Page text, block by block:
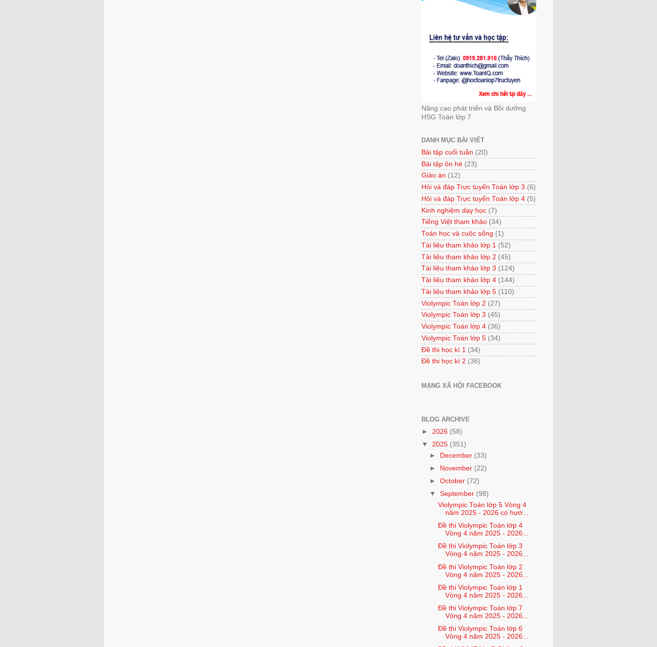
Nâng cao phát triển và Bồi dưỡng
HSG Toán lớp 7
DANH MỤC BÀI VIẾT
Bài tập cuối tuần (20)
Bài tập ôn hè (23)
Giáo án (12)
Hỏi và đáp Trực tuyến Toán lớp 3 (6)
Hỏi và đáp Trực tuyến Toán lớp 4 (5)
Kinh nghiệm dạy học (7)
Tiếng Việt tham khảo (34)
Toán học và cuộc sống (1)
Tài liệu tham khảo lớp 1 (52)
Tài liệu tham khảo lớp 2 (45)
Tài liệu tham khảo lớp 3 (124)
Tài liệu tham khảo lớp 4 (144)
Tài liệu tham khảo lớp 5 (110)
Violympic Toán lớp 2 (27)
Violympic Toán lớp 3 (45)
Violympic Toán lớp 4 (36)
Violympic Toán lớp 5 (34)
Đề thi học kì 1 (34)
Đề thi học kì 2 (36)
MẠNG XÃ HỘI FACEBOOK
BLOG ARCHIVE
► 2026 (58)
▼ 2025 (351)
►
December (33)
►
November (22)
►October (72)
▼September (98)
Violympic Toán lớp 5 Vòng 4
năm 2025 - 2026 có hướ...
Đề thi Violympic Toán lớp 4
Vòng 4 năm 2025 - 2026...
Đề thi Violympic Toán lớp 3
Vòng 4 năm 2025 - 2026...
Đề thi Violympic Toán lớp 2
Vòng 4 năm 2025 - 2026...
Đề thi Violympic Toán lớp 1
Vòng 4 năm 2025 - 2026...
Đề thi Violympic Toán lớp 7
Vòng 4 năm 2025 - 2026...
Đề thi Violympic Toán lớp 6
Vòng 4 năm 2025 - 2026...